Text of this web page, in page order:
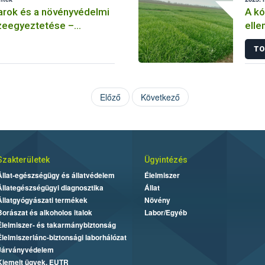
és a növényvédelmi
–
A
Előző Következő
egészségügy és állatvédelem
diagnosztika
termékek
és alkoholos italok
és takarmánybiztonság
biztonsági laborhálózat
ügyek, EUTR
Ügyintézés
Élelmiszer
Állat
Növény
Labor/Egyéb